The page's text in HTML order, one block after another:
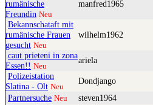
rumänische
Freundin Neu
manfred1965
Bekannschataft mit
rumänische Frauen
gesucht Neu
wilhelm1962
caut prieteni in zona
Essen!! Neu
ariela
Polizeistation
Slatina - Olt Neu
Dondjango
Partnersuche Neu steven1964